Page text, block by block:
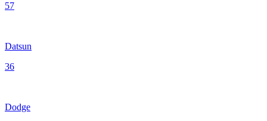
57
Datsun
36
Dodge